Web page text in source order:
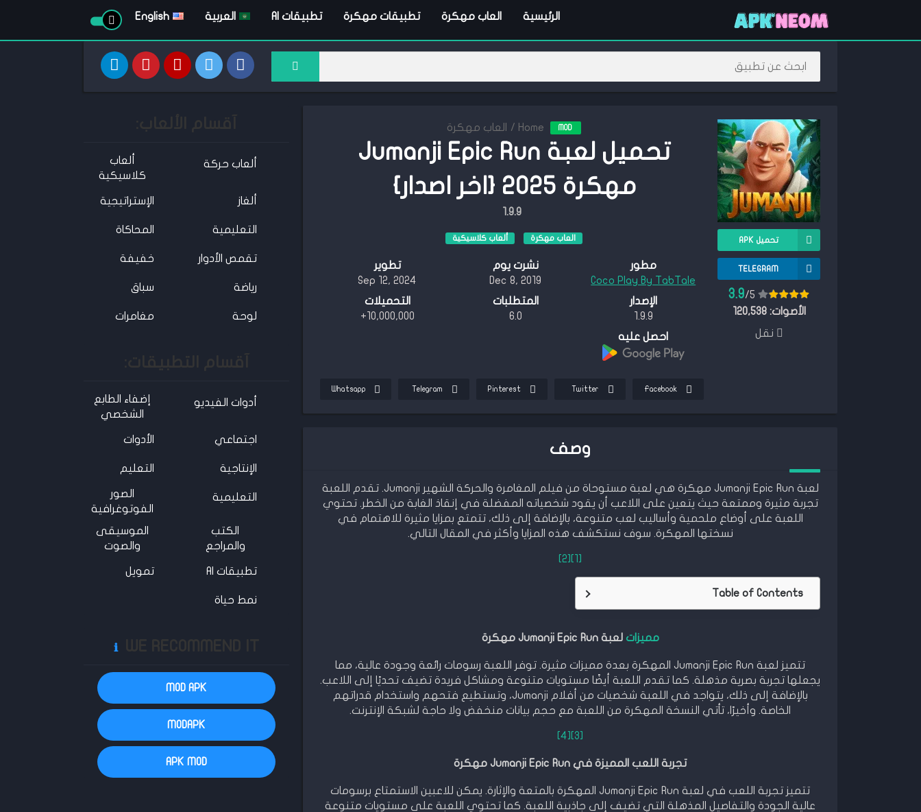
الرئيسية العاب مهكرة تطبيقات مهكرة تطبيقات AI العربية English
MOD
Home
/ العاب مهكرة
تحميل لعبة Jumanji Epic Run
مهكرة 2025 {اخر اصدار}
1.9.9
العاب مهكرة ألعاب كلاسيكية تحميل APK
TELEGRAM
3.9/5
الأصوات:120,538
نقل
مطور
Coco Play By TabTale
نشرت يوم
Dec 8, 2019
تطوير
Sep 12, 2024
الإصدار
1.9.9
المتطلبات
6.0
التحميلات
10,000,000+
احصل عليه
Facebook
Twitter
Pinterest
Telegram
Whatsapp
وصف
لعبة Jumanji Epic Run مهكرة هي لعبة مستوحاة من فيلم المغامرة والحركة الشهير Jumanji. تقدم اللعبة
تجربة مثيرة وممتعة حيث يتعين على اللاعب أن يقود شخصياته المفضلة في إنقاذ الغابة من الخطر. تحتوي
اللعبة على أوضاع ملحمية وأساليب لعب متنوعة، بالإضافة إلى ذلك، تتمتع بمزايا مثيرة للاهتمام في
نسختها المهكرة. سوف نستكشف هذه المزايا وأكثر في المقال التالي.
[1]
[2]
Table of Contents
مميزات لعبة Jumanji Epic Run مهكرة
تتميز لعبة Jumanji Epic Run المهكرة بعدة مميزات مثيرة. توفر اللعبة رسومات رائعة وجودة عالية، مما
يجعلها تجربة بصرية مذهلة. كما تقدم اللعبة أيضًا مستويات متنوعة ومشاكل فريدة تضيف تحديًا إلى اللاعب.
بالإضافة إلى ذلك، يتواجد في اللعبة شخصيات من أفلام Jumanji، وتستطيع فتحهم واستخدام قدراتهم
الخاصة. وأخيرًا، تأتي النسخة المهكرة من اللعبة مع حجم بيانات منخفض ولا حاجة لشبكة الإنترنت.
[3]
[4]
تجربة اللعب المميزة في Jumanji Epic Run مهكرة
تتميز تجربة اللعب في لعبة Jumanji Epic Run المهكرة بالمتعة والإثارة. يمكن للاعبين الاستمتاع برسومات
عالية الجودة والتفاصيل المذهلة التي تضيف إلى جاذبية اللعبة. كما تحتوي اللعبة على مستويات متنوعة
ألعاب حركة
ألعاب
كلاسيكية
ألغاز الإستراتيجية
التعليمية المحاكاة
تقمص الأدوار خفيفة
رياضة سباق
لوحة مغامرات
أدوات الفيديو
إضفاء الطابع
الشخصي
اجتماعي الأدوات
الإنتاجية التعليم
التعليمية
الصور
الفوتوغرافية
الكتب
والمراجع
الموسيقى
والصوت
تطبيقات AI تمويل
نمط حياة
ℹ️
MOD APK
MODAPK
APK MOD